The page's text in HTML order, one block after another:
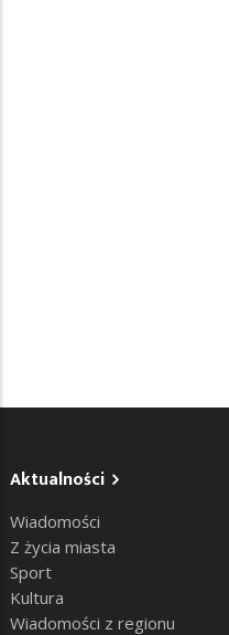
Aktualności
Wiadomości
Z życia miasta
Sport
Kultura
Wiadomości z regionu